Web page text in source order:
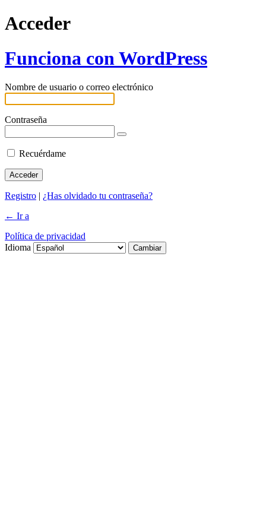
Acceder
Funciona con WordPress
Nombre de usuario o correo electrónico
Contraseña
Recuérdame
Registro | ¿Has olvidado tu contraseña?
← Ir a
Política de privacidad
Idioma